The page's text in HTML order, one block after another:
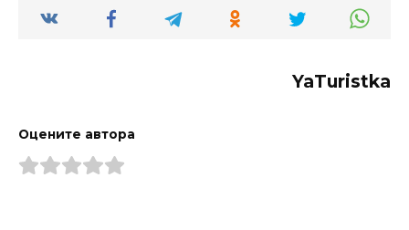
YaTuristka
Оцените автора